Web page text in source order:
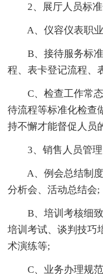
2、展厅人员标准
A、仪容仪表职业
B、接待服务标准
程、表卡登记流程、
C、检查工作常态
待流程等标准化检查
持不懈才能督促人员
3、销售人员管理
A、例会总结制度
分析会、活动总结会;
B、培训考核细致
培训考试、谈判技巧
术演练等;
C、业务办理规范